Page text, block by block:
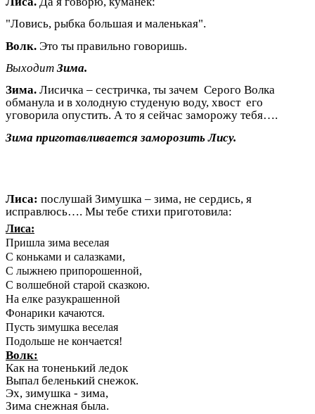
"Ловись, рыбка большая и маленькая".
Волк. Это ты правильно говоришь.
Выходит Зима.
Зима. Лисичка – сестричка, ты зачем Серого Волка
обманула и в холодную студеную воду, хвост его
уговорила опустить. А то я сейчас заморожу тебя….
Зима приготавливается заморозить Лису.
Лиса: послушай Зимушка – зима, не сердись, я
исправлюсь…. Мы тебе стихи приготовила:
Лиса:
Пришла зима веселая
С коньками и салазками,
С лыжнею припорошенной,
С волшебной старой сказкою.
На елке разукрашенной
Фонарики качаются.
Пусть зимушка веселая
Подольше не кончается!
Волк:
Как на тоненький ледок
Выпал беленький снежок.
Эх, зимушка - зима,
Зима снежная была.